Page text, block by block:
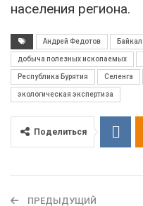
населения региона.
Андрей Федотов Байкал
добыча полезных ископаемых
Республика Бурятия Селенга
экологическая экспертиза
Поделиться
ПРЕДЫДУЩИЙ